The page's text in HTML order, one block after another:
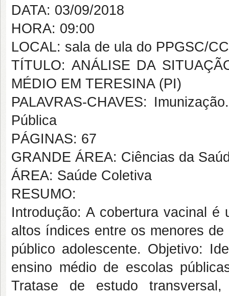
DATA: 03/09/2018
HORA: 09:00
LOCAL: sala de ula do PPGSC/
TÍTULO: ANÁLISE DA
MÉDIO EM TERESINA (PI)
PALAVRAS-CHAVES:
Pública
PÁGINAS: 67
GRANDE ÁREA: Ciências da
ÁREA: Saúde Coletiva
RESUMO:
Introdução: A cobertura vacinal é
altos índices entre os menores
público adolescente. Objetivo:
ensino médio de escolas
Tratase de estudo